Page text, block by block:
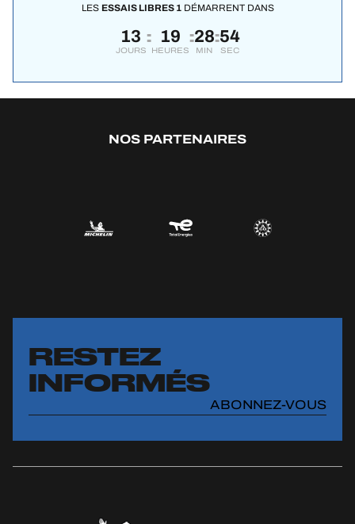
LES ESSAIS LIBRES 1DÉMARRENT DANS
13
JOURS
: 19
HEURES
:28
MIN
:53
SEC
NOS PARTENAIRES
RESTEZ
INFORMÉS
ABONNEZ-VOUS